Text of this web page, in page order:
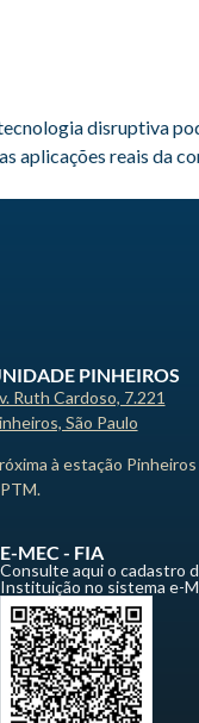
disruptiva
aplicações reais da
PINHEIROS
Ruth Cardoso, 7.221
São Paulo
à estação
E-MEC - FIA
Consulte aqui o cadastro
Instituição no sistema e-